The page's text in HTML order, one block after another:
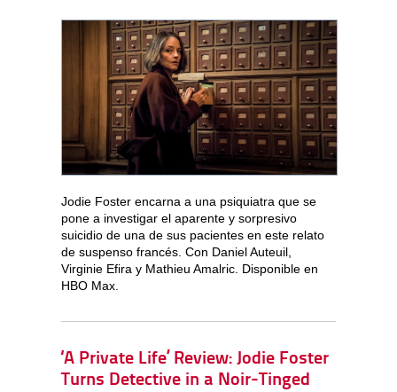
Jodie Foster encarna a una psiquiatra que se
pone a investigar el aparente y sorpresivo
suicidio de una de sus pacientes en este relato
de suspenso francés. Con Daniel Auteuil,
Virginie Efira y Mathieu Amalric. Disponible en
HBO Max.
‘A Private Life’ Review: Jodie Foster
Turns Detective in a Noir-Tinged